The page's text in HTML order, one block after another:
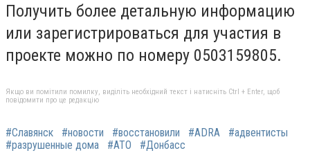
Получить более детальную информацию
или зарегистрироваться для участия в
проекте можно по номеру 0503159805.
Якщо ви помітили помилку, виділіть необхідний текст і натисніть Ctrl + Enter, щоб
повідомити про це редакцію
#Славянск #новости #восстановили #ADRA
#адвентисты
#разрушенные дома
#АТО #Донбасс